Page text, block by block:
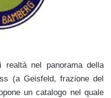
nel panorama della
(a Geisfeld, frazione del
un catalogo nel quale